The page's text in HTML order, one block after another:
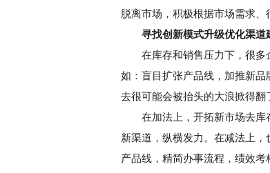
脱离市场，积极根据市场需求、
寻找创新模式升级优化渠道
在库存和销售压力下，很多
如：盲目扩张产品线，加推新
去很可能会被抬头的大浪掀得翻
在加法上，开拓新市场去库
新渠道，纵横发力。在减法上
产品线，精简办事流程，绩效